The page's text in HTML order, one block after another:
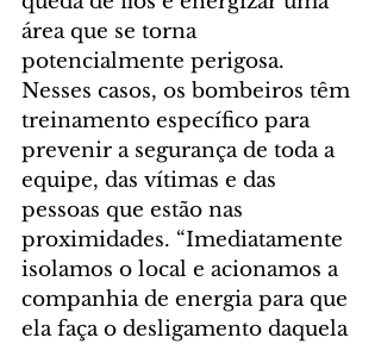
área que se torna
potencialmente perigosa.
Nesses casos, os bombeiros têm
treinamento específico para
prevenir a segurança de toda a
equipe, das vítimas e das
pessoas que estão nas
proximidades. “Imediatamente
isolamos o local e acionamos a
companhia de energia para que
ela faça o desligamento daquela